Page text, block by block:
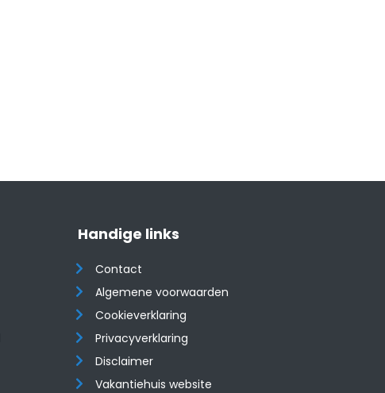
Handige links
Contact
Algemene voorwaarden
Cookieverklaring
Privacyverklaring
Disclaimer
Vakantiehuis website